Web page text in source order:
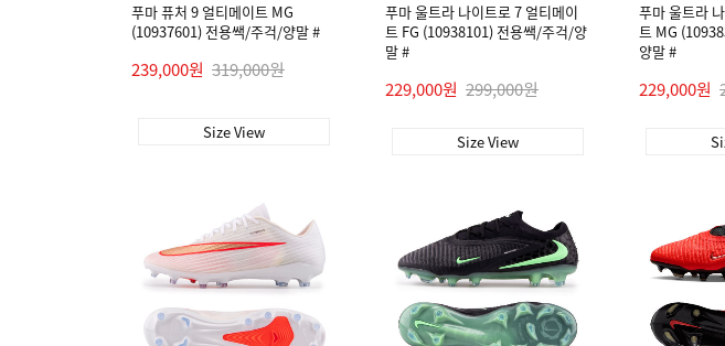
푸마 퓨처 9 얼티메이트 MG
(10937601) 전용쌕/주걱/양말 #
239,000원 319,000원
Size View
푸마 울트라 나이트로 7 얼티메이
트 FG (10938101) 전용쌕/주걱/양
말 #
229,000원 299,000원
Size View
푸마 울트라
트 MG
양말 #
229,000원